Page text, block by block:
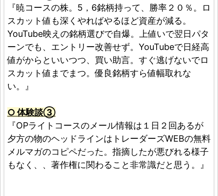
『暁コースの株。5，6銘柄持って、勝率２０％。ロ
スカット値も深くやればやるほど資産が減る。
YouTube映えの銘柄選びで自爆。上値いで翌日パタ
ーンでも、エントリー改善せず。YouTubeで日経高
値がからといいつつ、買い助言。すぐ逃げないでロ
スカット値までまつ。優良銘柄すら値幅取れな
い。』
○ 体験談③
『OPライトコースのメール情報は１日２回あるが
夕方の物のヘッドラインはトレーダーズWEBの無料
メルマガのコピペだった。指摘したが悪びれる様子
もなく、、著作権に関わること非常識だと思う。』